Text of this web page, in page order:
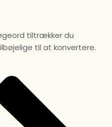
tiltrækker du
til at konvertere.